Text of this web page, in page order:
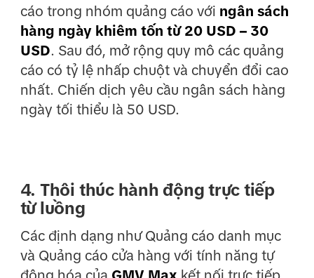
cáo trong nhóm quảng cáo với ngân sách
hàng ngày khiêm tốn từ 20 USD – 30
USD. Sau đó, mở rộng quy mô các quảng
cáo có tỷ lệ nhấp chuột và chuyển đổi cao
nhất. Chiến dịch yêu cầu ngân sách hàng
ngày tối thiểu là 50 USD.
4. Thôi thúc hành động trực tiếp
từ luồng
Các định dạng như Quảng cáo danh mục
và Quảng cáo cửa hàng với tính năng tự